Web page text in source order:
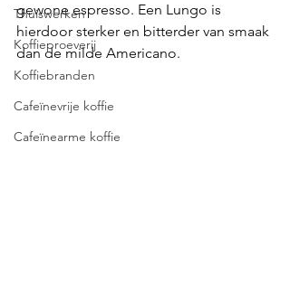
Thuiswerken
Koffieproeverij
Koffiebranden
Cafeïnevrije koffie
Cafeïnearme koffie
gewone espresso. Een Lungo is
hierdoor sterker en bitterder van smaak
dan de milde Americano.